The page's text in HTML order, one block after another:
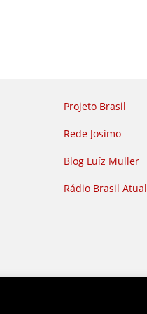
Projeto Brasil
Rede Josimo
Blog Luíz Müller
Rádio Brasil Atual